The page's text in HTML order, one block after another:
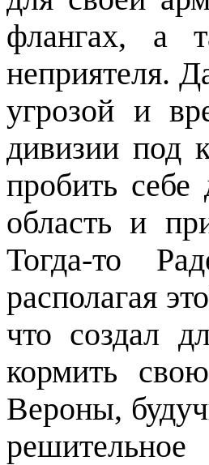
флангах, а
неприятеля.
угрозой и
дивизии под
пробить
область и
Тогда-то
располагая
что создал
кормить
Вероны,